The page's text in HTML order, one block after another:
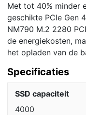
Met tot 40% minder
geschikte PCIe Gen
NM790 M.2 2280
de energiekosten,
het opladen van de
Specificaties
SSD capaciteit
4000